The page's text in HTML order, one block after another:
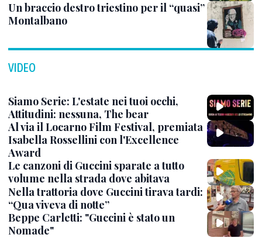
Un braccio destro triestino per il “quasi”
Montalbano
VIDEO
Siamo Serie: L'estate nei tuoi occhi,
Attitudini: nessuna, The bear
Al via il Locarno Film Festival, premiata
Isabella Rossellini con l'Excellence
Award
Le canzoni di Guccini sparate a tutto
volume nella strada dove abitava
Nella trattoria dove Guccini tirava tardi:
“Qua viveva di notte”
Beppe Carletti: "Guccini è stato un
Nomade"